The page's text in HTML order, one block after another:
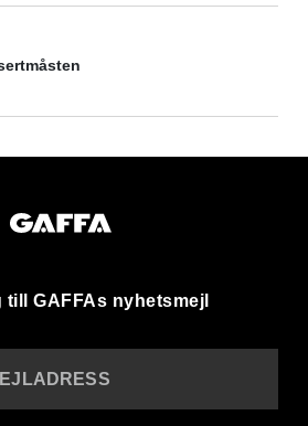
till GAFFAs nyhetsmejl